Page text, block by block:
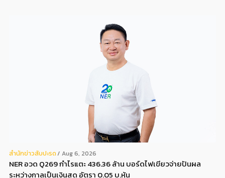
สํานักข่าวสับปะรด Aug 6, 2026
NER อวด Q269 กำไรแตะ 436.36 ล้าน บอร์ดไฟเขียวจ่ายปันผล
ระหว่างกาลเป็นเงินสด อัตรา 0.05 บ.หุ้น